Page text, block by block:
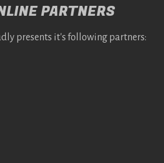
PARTNERS
presents it's following partners: